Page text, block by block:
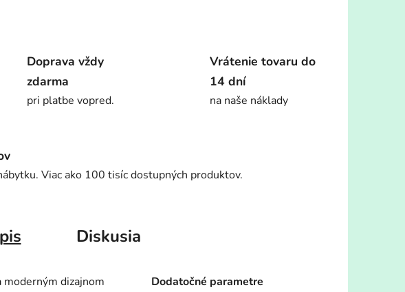
Doprava vždy
zdarma
pri platbe vopred.
Vrátenie tovaru do
14 dní
na naše náklady
Viac ako 100 tisíc dostupných produktov.
Diskusia
moderným dizajnom
Dodatočné parametre